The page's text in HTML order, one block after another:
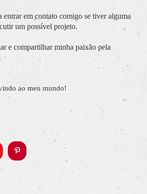
entrar em contato comigo se tiver alguma
um possível projeto.
e compartilhar minha paixão pela
ao meu mundo!